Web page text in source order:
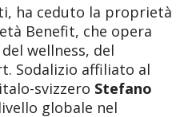
ha ceduto la proprietà
Benefit, che opera
wellness, del
Sodalizio affiliato al
svizzero Stefano
globale nel